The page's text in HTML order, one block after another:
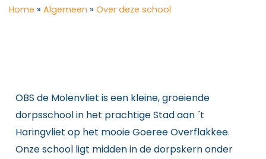
Home » Algemeen » Over deze school
OBS de Molenvliet is een kleine, groeiende
dorpsschool in het prachtige Stad aan ´t
Haringvliet op het mooie Goeree Overflakkee.
Onze school ligt midden in de dorpskern onder